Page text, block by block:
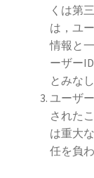
くは第
は，ユ
情報と
ーザー
とみな
ユーザ
された
は重大
任を負